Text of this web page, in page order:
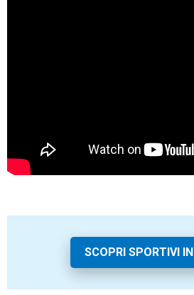
SCOPRI SPORTIVI